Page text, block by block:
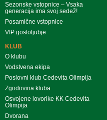
Sezonske vstopnice – Vsaka
generacija ima svoj sedež!
Posamične vstopnice
VIP gostoljubje
KLUB
O klubu
Vodstvena ekipa
Poslovni klub Cedevita Olimpija
Zgodovina kluba
Osvojene lovorike KK Cedevita
Olimpija
Dvorana